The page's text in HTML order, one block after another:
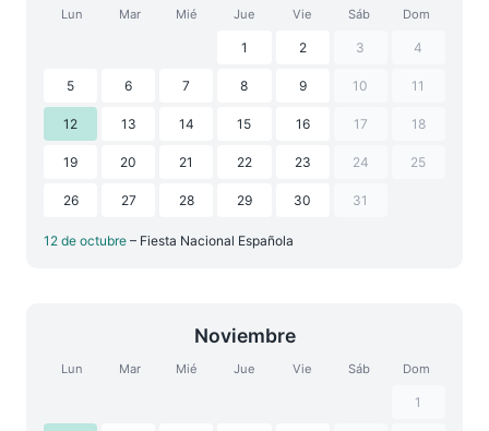
Lun Mar Mié Jue Vie Sáb Dom
1 2 3 4
5 6 7 8 9 10 11
12 13 14 15 16 17 18
19 20 21 22 23 24 25
26 27 28 29 30 31
12 de octubre – Fiesta Nacional Española
Noviembre
Lun Mar Mié Jue Vie Sáb Dom
1